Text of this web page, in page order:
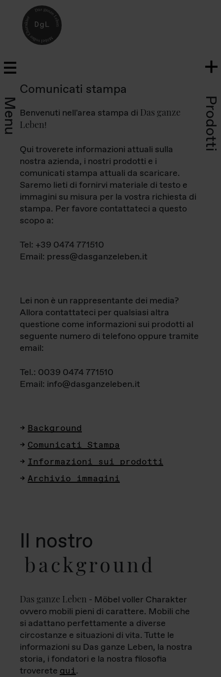
Menu Prodotti
Comunicati stampa
Benvenuti nell'area stampa di Das ganze
Leben!
Qui troverete informazioni attuali sulla
nostra azienda, i nostri prodotti e i
comunicati stampa attuali da scaricare.
Saremo lieti di fornirvi materiale di testo e
immagini su misura per la vostra richiesta di
stampa. Per favore contattateci a questo
scopo a:
Tel: +39 0474 771510
Email: press@dasganzeleben.it
Lei non è un rappresentante dei media?
Allora contattateci per qualsiasi altra
questione come informazioni sui prodotti al
seguente numero di telefono oppure tramite
email:
Tel.: 0039 0474 771510
Email: info@dasganzeleben.it
Background
Comunicati Stampa
Informazioni sui prodotti
Archivio immagini
Il nostro
background
Das ganze Leben - Möbel voller Charakter
ovvero mobili pieni di carattere. Mobili che
si adattano perfettamente a diverse
circostanze e situazioni di vita. Tutte le
informazioni su Das ganze Leben, la nostra
storia, i fondatori e la nostra filosofia
troverete qui.